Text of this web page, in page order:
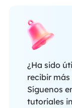
¿Ha sido
recibir
Síguenos
tutoriales